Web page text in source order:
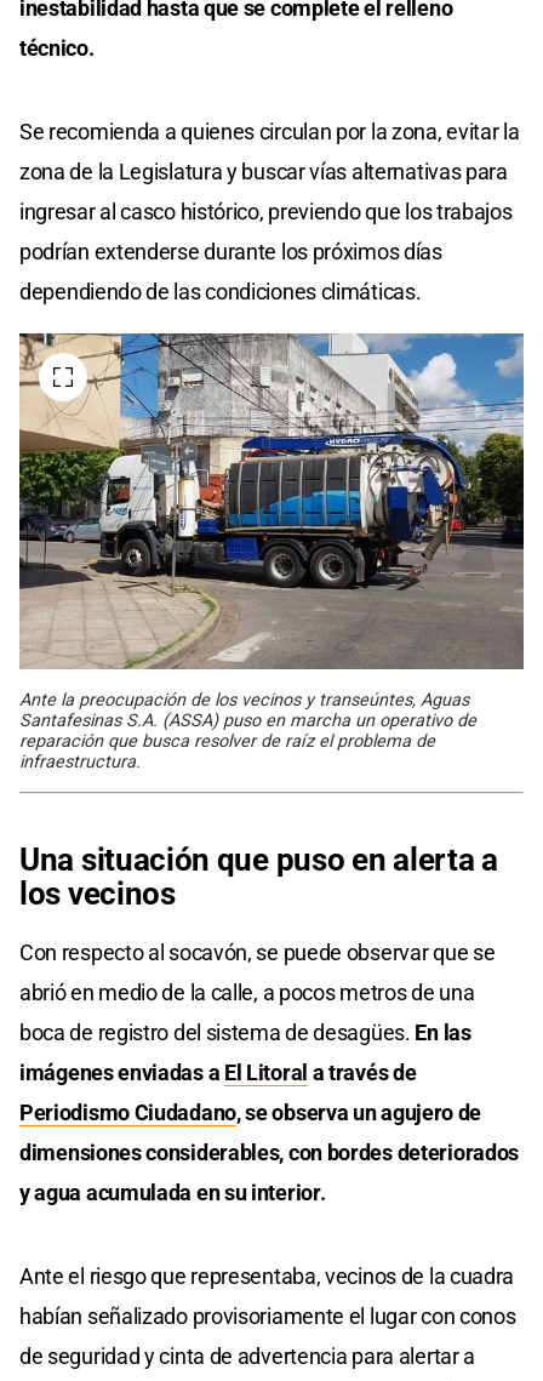
inestabilidad hasta que se complete el relleno
técnico.
Se recomienda a quienes circulan por la zona, evitar la
zona de la Legislatura y buscar vías alternativas para
ingresar al casco histórico, previendo que los trabajos
podrían extenderse durante los próximos días
dependiendo de las condiciones climáticas.
Ante la preocupación de los vecinos y transeúntes, Aguas
Santafesinas S.A. (ASSA) puso en marcha un operativo de
reparación que busca resolver de raíz el problema de
infraestructura.
Una situación que puso en alerta a
los vecinos
Con respecto al socavón, se puede observar que se
abrió en medio de la calle, a pocos metros de una
boca de registro del sistema de desagües. En las
imágenes enviadas a El Litoral a través de
Periodismo Ciudadano, se observa un agujero de
dimensiones considerables, con bordes deteriorados
y agua acumulada en su interior.
Ante el riesgo que representaba, vecinos de la cuadra
habían señalizado provisoriamente el lugar con conos
de seguridad y cinta de advertencia para alertar a